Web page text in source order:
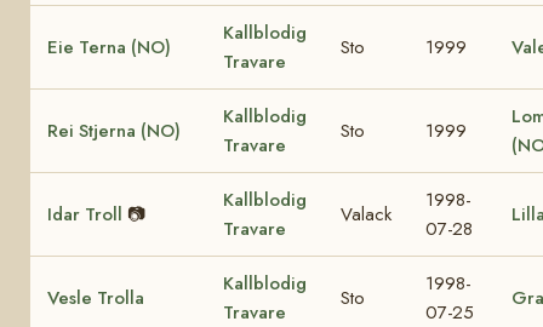
Eie Terna (NO)
Kallblodig
Travare
Sto 1999
Rei Stjerna (NO)
Kallblodig
Travare
Sto 1999
Idar Troll 📷
Kallblodig
Travare
Valack
1998-
07-28
Vesle Trolla
Kallblodig
Travare
Sto
1998-
07-25